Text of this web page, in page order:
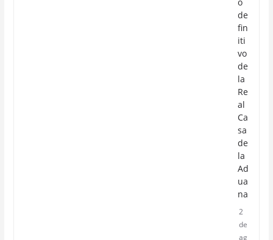
de
fin
iti
vo
de
la
Re
al
Ca
sa
de
la
Ad
ua
na
2
de
ag